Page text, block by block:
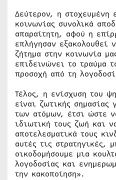
Δεύτερον, η στοχευμένη
κοινωνίας συνολικά
απαραίτητη, αφού η
επλήγησαν εξακολουθεί
ζήτημα στην κοινωνία
επιδεινώνει το τραύμα
προσοχή από τη
Τέλος, η ενίσχυση του
είναι ζωτικής σημασίας
των ατόμων, έτσι ώστε
ιδιωτική τους ζωή και
αποτελεσματικά τους
αυτές τις στρατηγικές,
οικοδομήσουμε μια
λογοδοσίας και
την κακοποίηση».